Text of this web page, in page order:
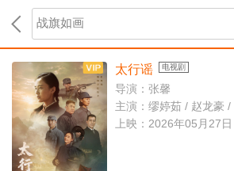
太行谣 电视剧
导演：张馨
上映：2026年05月27日